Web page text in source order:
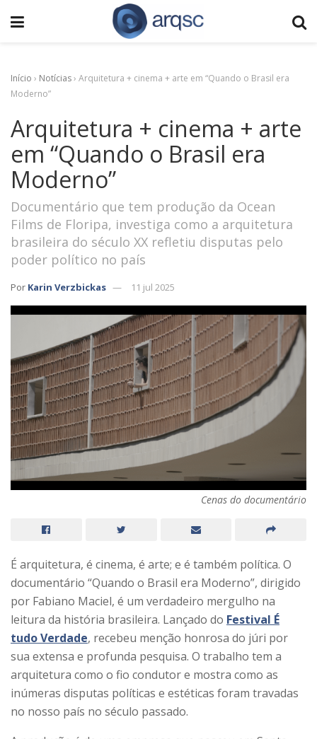
Início › Notícias› Arquitetura + cinema + arte em “Quando o Brasil era
Moderno”
Arquitetura + cinema + arte
em “Quando o Brasil era
Moderno”
Documentário que tem produção da Ocean
Films de Floripa, investiga como a arquitetura
brasileira do século XX refletiu disputas pelo
poder político no país
Por Karin Verzbickas 11 jul 2025
Cenas do documentário
É arquitetura, é cinema, é arte; e é também política. O
documentário “Quando o Brasil era Moderno”, dirigido
por Fabiano Maciel, é um verdadeiro mergulho na
leitura da história brasileira. Lançado do Festival É
tudo Verdade, recebeu menção honrosa do júri por
sua extensa e profunda pesquisa. O trabalho tem a
arquitetura como o fio condutor e mostra como as
inúmeras disputas políticas e estéticas foram travadas
no nosso país no século passado.